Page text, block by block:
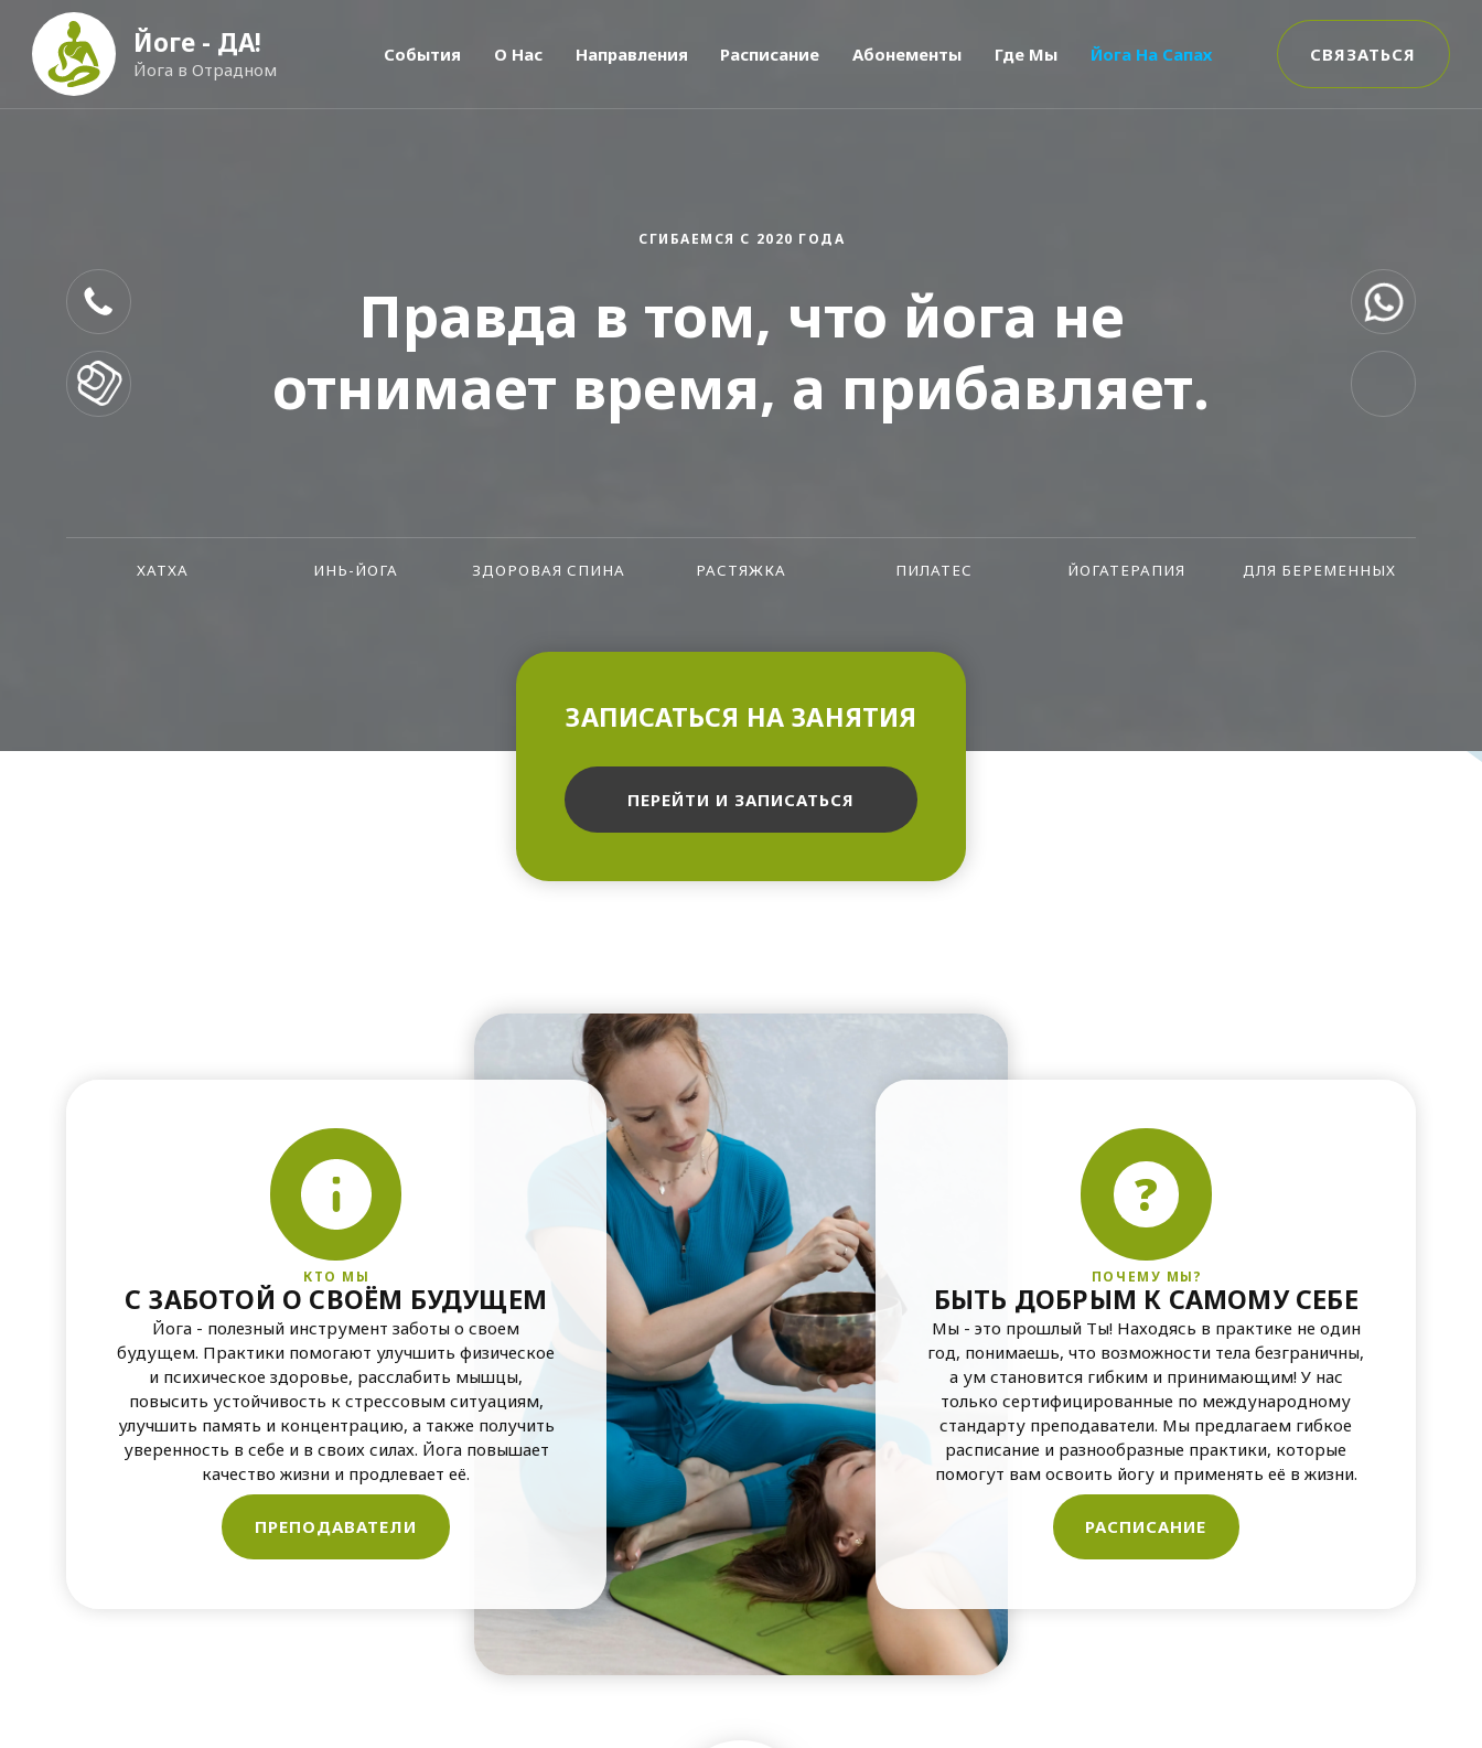
Йоге - ДА!
Йога в Отрадном
События О Нас Направления Расписание Абонементы Где Мы Йога На Сапах СВЯЗАТЬСЯ
СГИБАЕМСЯ С 2020 ГОДА
Правда в том, что йога не
отнимает время, а прибавляет.
ХАТХА ИНЬ-ЙОГА ЗДОРОВАЯ СПИНА РАСТЯЖКА ПИЛАТЕС ЙОГАТЕРАПИЯ ДЛЯ БЕРЕМЕННЫХ
ЗАПИСАТЬСЯ НА ЗАНЯТИЯ
ПЕРЕЙТИ И ЗАПИСАТЬСЯ
КТО МЫ
С ЗАБОТОЙ О СВОЁМ БУДУЩЕМ
Йога - полезный инструмент заботы о своем
будущем. Практики помогают улучшить физическое
и психическое здоровье, расслабить мышцы,
повысить устойчивость к стрессовым ситуациям,
улучшить память и концентрацию, а также получить
уверенность в себе и в своих силах. Йога повышает
качество жизни и продлевает её.
ПРЕПОДАВАТЕЛИ
?
ПОЧЕМУ МЫ?
БЫТЬ ДОБРЫМ К САМОМУ СЕБЕ
Мы - это прошлый Ты! Находясь в практике не один
год, понимаешь, что возможности тела безграничны,
а ум становится гибким и принимающим! У нас
только сертифицированные по международному
стандарту преподаватели. Мы предлагаем гибкое
расписание и разнообразные практики, которые
помогут вам освоить йогу и применять её в жизни.
РАСПИСАНИЕ